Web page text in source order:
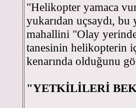
"Helikopter yamaca
yukarıdan uçsaydı,
mahallini "Olay
tanesinin helikopterin
kenarında olduğunu
"YETKİLİLERİ